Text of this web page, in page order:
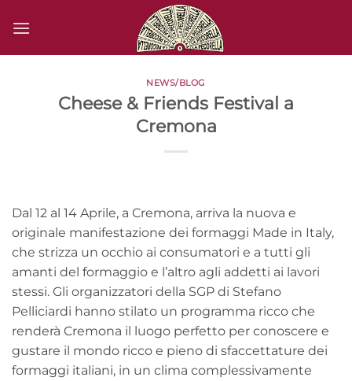
NEWS/BLOG
Cheese & Friends Festival a
Cremona
Dal 12 al 14 Aprile, a Cremona, arriva la nuova e
originale manifestazione dei formaggi Made in Italy,
che strizza un occhio ai consumatori e a tutti gli
amanti del formaggio e l’altro agli addetti ai lavori
stessi. Gli organizzatori della SGP di Stefano
Pelliciardi hanno stilato un programma ricco che
renderà Cremona il luogo perfetto per conoscere e
gustare il mondo ricco e pieno di sfaccettature dei
formaggi italiani, in un clima complessivamente